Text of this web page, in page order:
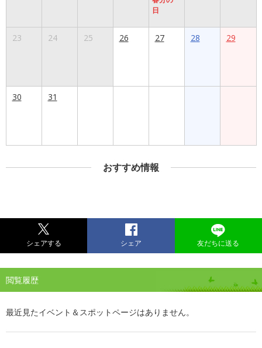
日
23 24 25 26 27 28 29
30 31
おすすめ情報
シェアする シェア 友だちに送る
閲覧履歴
最近見たイベント＆スポットページはありません。